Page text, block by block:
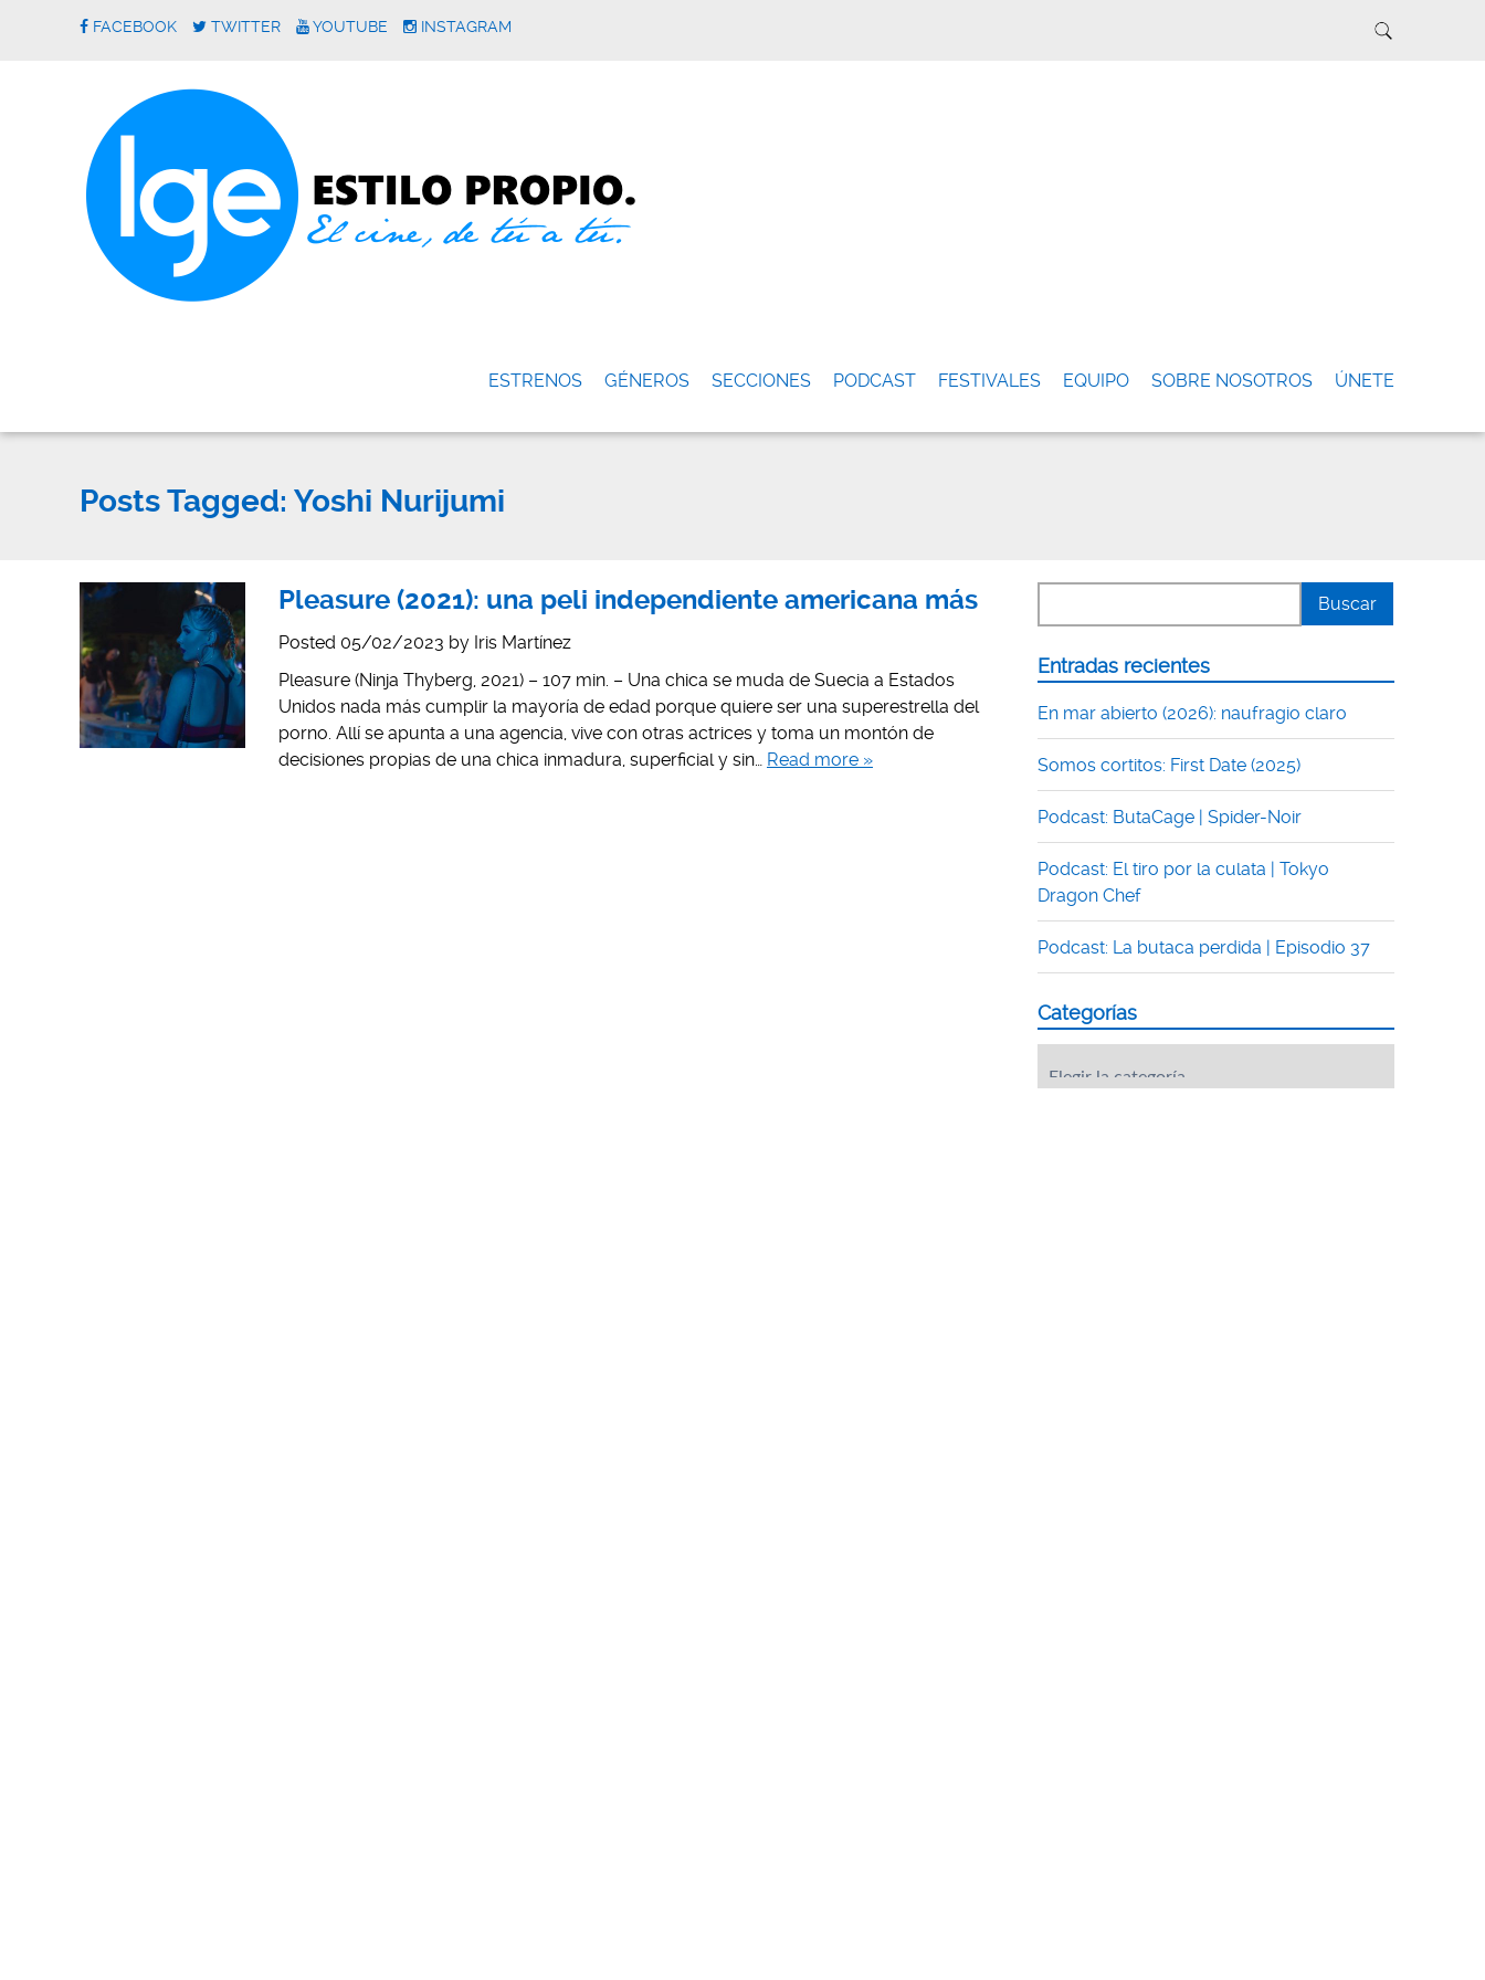
FACEBOOK TWITTER YOUTUBE INSTAGRAM
ESTRENOS GÉNEROS SECCIONES PODCAST FESTIVALES EQUIPO SOBRE NOSOTROS ÚNETE
Posts Tagged: Yoshi Nurijumi
Pleasure (2021): una peli independiente americana más
Posted 05/02/2023 by Iris Martínez
Pleasure (Ninja Thyberg, 2021) – 107 min. – Una chica se muda de Suecia a Estados
Unidos nada más cumplir la mayoría de edad porque quiere ser una superestrella del
porno. Allí se apunta a una agencia, vive con otras actrices y toma un montón de
decisiones propias de una chica inmadura, superficial y sin… Read more »
Entradas recientes
En mar abierto (2026): naufragio claro
Somos cortitos: First Date (2025)
Podcast: ButaCage | Spider-Noir
Podcast: El tiro por la culata | Tokyo
Dragon Chef
Podcast: La butaca perdida | Episodio 37
Categorías